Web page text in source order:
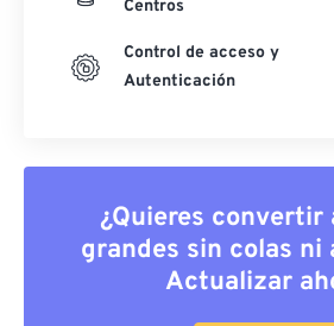
Centros
Control de acceso y
Autenticación
¿Quieres convertir
grandes sin colas ni
Actualizar